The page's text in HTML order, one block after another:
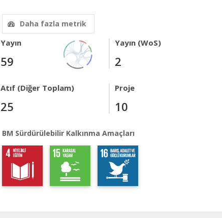
Daha fazla metrik
Yayın
59
Yayın (WoS)
2
Atıf (Diğer Toplam)
25
Proje
10
BM Sürdürülebilir Kalkınma Amaçları